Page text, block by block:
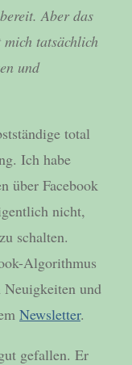
Aber das
tatsächlich
und
total
Ich habe
über Facebook
nicht,
schalten.
Algorithmus
und
Newsletter.
gefallen. Er